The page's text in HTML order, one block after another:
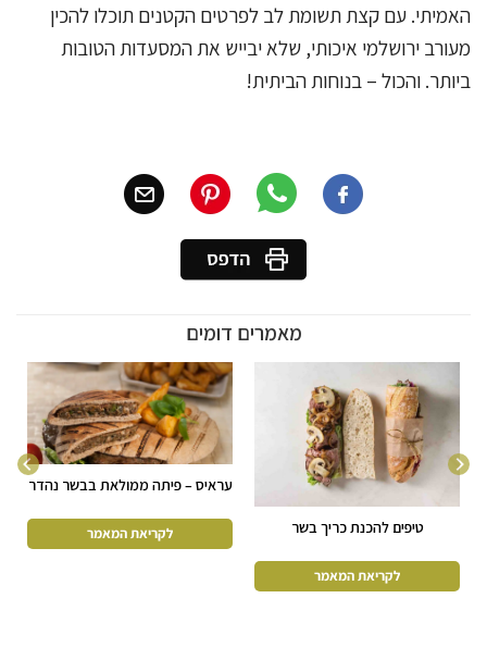
האמיתי. עם קצת תשומת לב לפרטים הקטנים תוכלו להכין
מעורב ירושלמי איכותי, שלא יבייש את המסעדות הטובות
ביותר. והכול – בנוחות הביתית!
מאמרים דומים
טיפים להכנת כריך בשר
עראיס – פיתה ממולאת בבשר נהדר